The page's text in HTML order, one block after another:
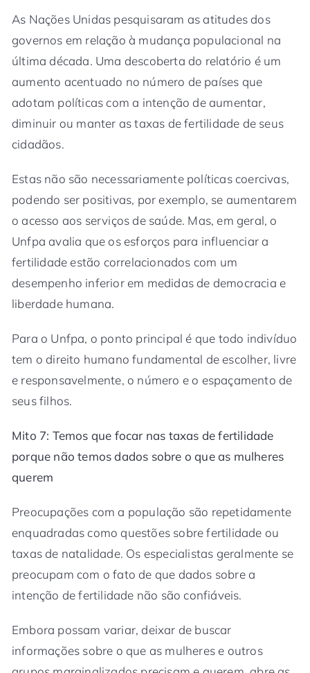
As Nações Unidas pesquisaram as atitudes dos
governos em relação à mudança populacional na
última década. Uma descoberta do relatório é um
aumento acentuado no número de países que
adotam políticas com a intenção de aumentar,
diminuir ou manter as taxas de fertilidade de seus
cidadãos.
Estas não são necessariamente políticas coercivas,
podendo ser positivas, por exemplo, se aumentarem
o acesso aos serviços de saúde. Mas, em geral, o
Unfpa avalia que os esforços para influenciar a
fertilidade estão correlacionados com um
desempenho inferior em medidas de democracia e
liberdade humana.
Para o Unfpa, o ponto principal é que todo indivíduo
tem o direito humano fundamental de escolher, livre
e responsavelmente, o número e o espaçamento de
seus filhos.
Mito 7: Temos que focar nas taxas de fertilidade
porque não temos dados sobre o que as mulheres
querem
Preocupações com a população são repetidamente
enquadradas como questões sobre fertilidade ou
taxas de natalidade. Os especialistas geralmente se
preocupam com o fato de que dados sobre a
intenção de fertilidade não são confiáveis.
Embora possam variar, deixar de buscar
informações sobre o que as mulheres e outros